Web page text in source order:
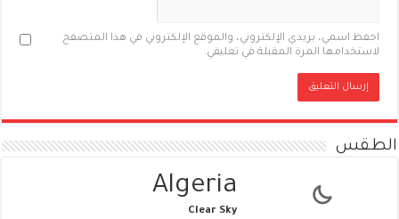
احفظ اسمي، بريدي الإلكتروني، والموقع الإلكتروني في هذا المتصفح
لاستخدامها المرة المقبلة في تعليقي.
الطقس
Algeria
Clear Sky